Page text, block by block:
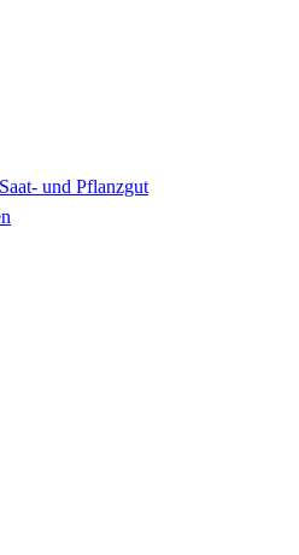
und Pflanzgut